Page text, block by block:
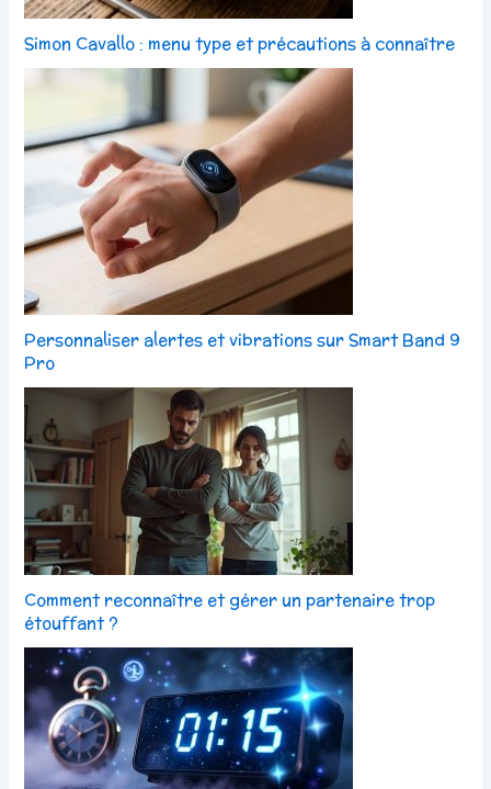
Simon Cavallo : menu type et précautions à connaître
Personnaliser alertes et vibrations sur Smart Band 9
Pro
Comment reconnaître et gérer un partenaire trop
étouffant ?